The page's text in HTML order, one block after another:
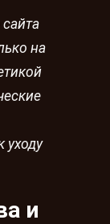
на
уходу
и